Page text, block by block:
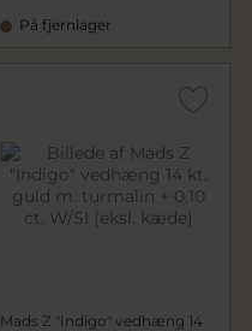
På fjernlager
Mads Z "Indigo" vedhæng 14